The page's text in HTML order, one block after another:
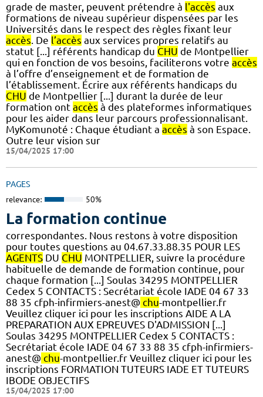
grade de master, peuvent prétendre à l'accès aux
formations de niveau supérieur dispensées par les
Universités dans le respect des règles fixant leur
accès . De l’accès aux services propres relatifs au
statut [...] référents handicap du CHU de Montpellier
qui en fonction de vos besoins, faciliterons votre accès
à l’offre d’enseignement et de formation de
l’établissement. Écrire aux référents handicaps du
CHU de Montpellier [...] durant la durée de leur
formation ont accès à des plateformes informatiques
pour les aider dans leur parcours professionnalisant.
MyKomunoté : Chaque étudiant a accès à son Espace.
Outre leur vision sur
15/04/2025 17:00
PAGES
relevance: 50%
La formation continue
correspondantes. Nous restons à votre disposition
pour toutes questions au 04.67.33.88.35 POUR LES
AGENTS DU CHU MONTPELLIER, suivre la procédure
habituelle de demande de formation continue, pour
chaque formation [...] Soulas 34295 MONTPELLIER
Cedex 5 CONTACTS : Secrétariat école IADE 04 67 33
88 35 cfph-infirmiers-anest@ chu-montpellier.fr
Veuillez cliquer ici pour les inscriptions AIDE A LA
PREPARATION AUX EPREUVES D'ADMISSION [...]
Soulas 34295 MONTPELLIER Cedex 5 CONTACTS :
Secrétariat école IADE 04 67 33 88 35 cfph-infirmiers-
anest@ chu-montpellier.fr Veuillez cliquer ici pour les
inscriptions FORMATION TUTEURS IADE ET TUTEURS
IBODE OBJECTIFS
15/04/2025 17:00